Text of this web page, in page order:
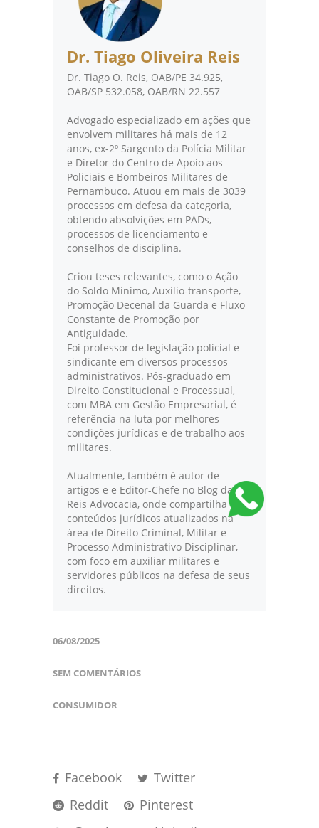
Dr. Tiago Oliveira Reis
Dr. Tiago O. Reis, OAB/PE 34.925,
OAB/SP 532.058, OAB/RN 22.557
Advogado especializado em ações que
envolvem militares há mais de 12
anos, ex-2º Sargento da Polícia Militar
e Diretor do Centro de Apoio aos
Policiais e Bombeiros Militares de
Pernambuco. Atuou em mais de 3039
processos em defesa da categoria,
obtendo absolvições em PADs,
processos de licenciamento e
conselhos de disciplina.
Criou teses relevantes, como o Ação
do Soldo Mínimo, Auxílio-transporte,
Promoção Decenal da Guarda e Fluxo
Constante de Promoção por
Antiguidade.
Foi professor de legislação policial e
sindicante em diversos processos
administrativos. Pós-graduado em
Direito Constitucional e Processual,
com MBA em Gestão Empresarial, é
referência na luta por melhores
condições jurídicas e de trabalho aos
militares.
Atualmente, também é autor de
artigos e e Editor-Chefe no Blog da
Reis Advocacia, onde compartilha
conteúdos jurídicos atualizados na
área de Direito Criminal, Militar e
Processo Administrativo Disciplinar,
com foco em auxiliar militares e
servidores públicos na defesa de seus
direitos.
06/08/2025
SEM COMENTÁRIOS
CONSUMIDOR
Facebook
Twitter
Reddit
Pinterest